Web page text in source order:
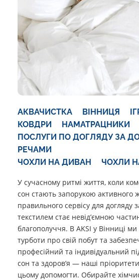
АКВАЧИСТКА ВІННИЦЯ
КОВДРИ
НАМАТРАЦНИКИ
ПОСЛУГИ ПО ДОГЛЯДУ ЗА
РЕЧАМИ
ЧОХЛИ НА ДИВАН
ЧОХЛИ
У сучасному ритмі життя, коли
сон стають запорукою активного
правильного сервісу для догляду
текстилем стає невід’ємною
благополуччя. В AKSI у Вінниці
турботи про свій побут та
професійний та індивідуальний
сон та здоров’я — наші
цьому допомогти. Обирайте